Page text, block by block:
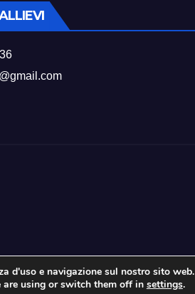
d'uso e navigazione sul nostro sito web.
using or switch them off in settings.